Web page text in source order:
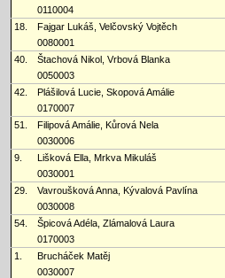
0110004
18.
Fajgar Lukáš, Velčovský Vojtěch
0080001
40.
Štachová Nikol, Vrbová Blanka
0050003
42.
Plášilová Lucie, Skopová Amálie
0170007
51.
Filipová Amálie, Kůrová Nela
0030006
9.
Lišková Ella, Mrkva Mikuláš
0030001
29.
Vavroušková Anna, Kývalová Pavlína
0030008
54.
Špicová Adéla, Zlámalová Laura
0170003
1.
Brucháček Matěj
0030007